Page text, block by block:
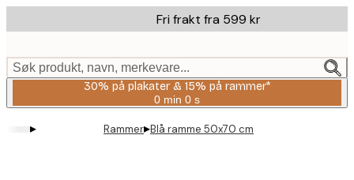
to
content.
Fri frakt fra 599 kr
Søk produkt, navn, merkevare...
30% på plakater & 15% på rammer*
0 min 0 s
Gyldig
og
▸ Rammer▸Blå ramme 50x70 cm